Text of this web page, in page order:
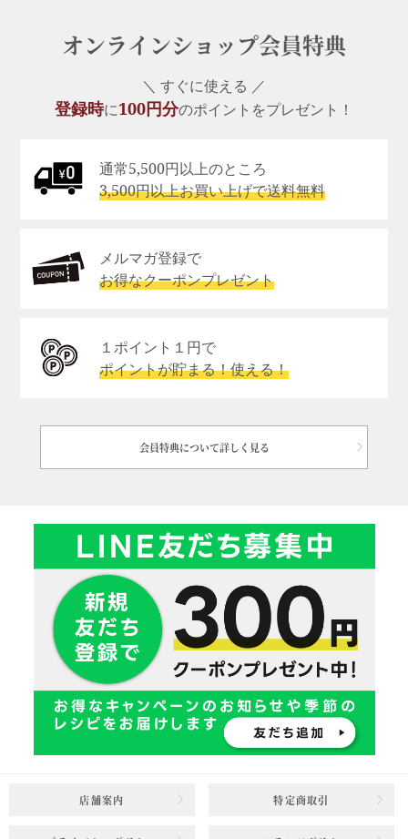
オンラインショップ会員特典
＼ すぐに使える ／
登録時に100円分のポイントをプレゼント！
通常5,500円以上のところ
3,500円以上お買い上げで送料無料
メルマガ登録で
お得なクーポンプレゼント
１ポイント１円で
ポイントが貯まる！使える！
会員特典について詳しく見る
店舗案内 特定商取引